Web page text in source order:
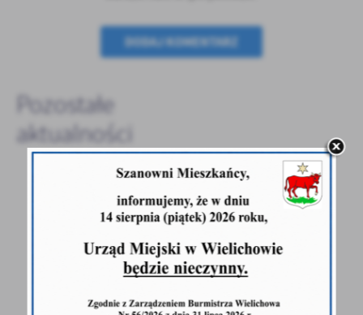
DODAJ KOMENTARZ
Pozostałe
aktualności
13 - 12 - 2024
Związek Międzygminny „CZO - SELEKT”
Selektywnego Zbierania...